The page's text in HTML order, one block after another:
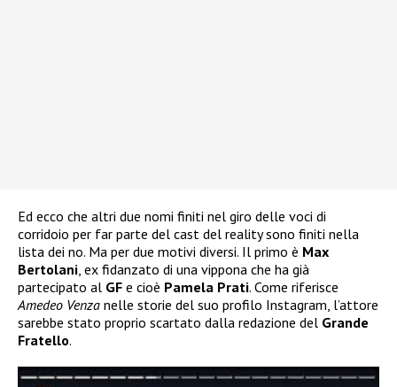
Ed ecco che altri due nomi finiti nel giro delle voci di
corridoio per far parte del cast del reality sono finiti nella
lista dei no. Ma per due motivi diversi. Il primo è Max
Bertolani , ex fidanzato di una vippona che ha già
partecipato al GF e cioè Pamela Prati. Come riferisce
Amedeo Venza nelle storie del suo profilo Instagram, l’attore
sarebbe stato proprio scartato dalla redazione del Grande
Fratello.